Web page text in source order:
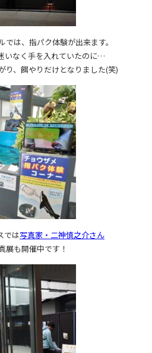
は、指パク体験が出来ます。
いなく手を入れていたのに…
り、餌やりだけとなりました(笑)
では写真家・二神慎之介さん
展も開催中です！